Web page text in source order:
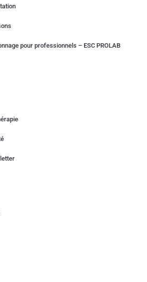
pour professionnels – ESC PROLAB